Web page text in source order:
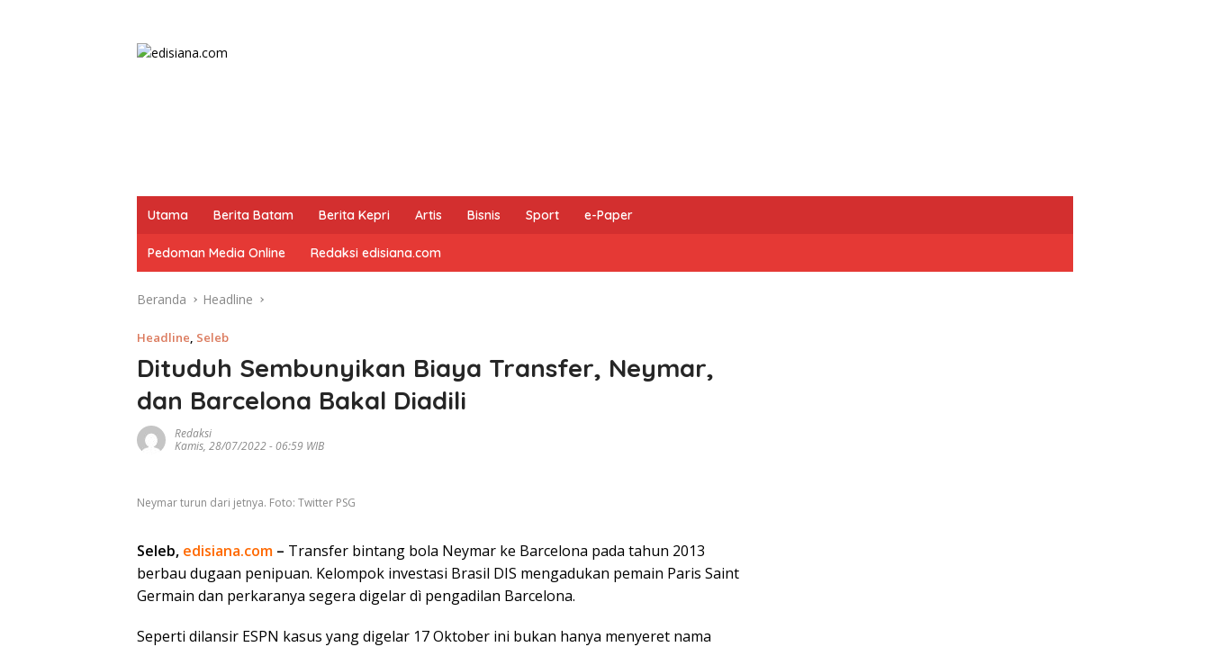
Utama Berita Batam Berita Kepri Artis Bisnis Sport e-Paper
Pedoman Media Online Redaksi edisiana.com
Beranda Headline
Headline, Seleb
Dituduh Sembunyikan Biaya Transfer, Neymar,
dan Barcelona Bakal Diadili
Redaksi
Kamis, 28/07/2022 - 06:59 WIB
Neymar turun dari jetnya. Foto: Twitter PSG
Seleb, edisiana.com – Transfer bintang bola Neymar ke Barcelona pada tahun 2013
berbau dugaan penipuan. Kelompok investasi Brasil DIS mengadukan pemain Paris Saint
Germain dan perkaranya segera digelar dì pengadilan Barcelona.
Seperti dilansir ESPN kasus yang digelar 17 Oktober ini bukan hanya menyeret nama